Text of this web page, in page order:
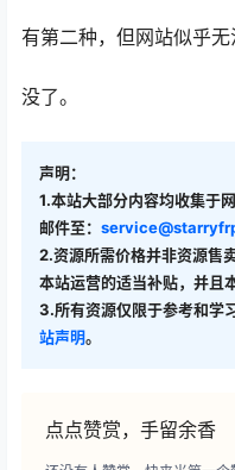
有第二种，但网站似乎无
没了。
声明：
1.本站大部分内容均收集于
邮件至：
2.资源所需价格并非资源售
本站运营的适当补贴，并且
3.所有资源仅限于参考和学
站声明。
点点赞赏，手留余香